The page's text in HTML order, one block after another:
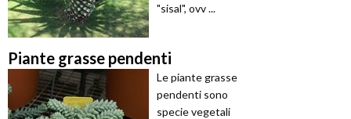
"sisal", ovv ...
Piante grasse pendenti
Le piante grasse
pendenti sono
specie vegetali